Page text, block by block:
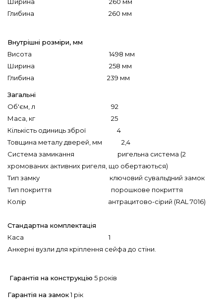
Ширина 260 мм
Глибина 260 мм
Внутрішні розміри, мм
Висота 1498 мм
Ширина 258 мм
Глибина 239 мм
Загальні
Об'єм, л 92
Маса, кг 25
Кількість одиниць зброї 4
Товщина металу дверей, мм 2,4
Система замикання ригельна система (2
хромованих активних ригеля, що обертаються)
Тип замку ключовий сувальдний замок
Тип покриття порошкове покриття
Колір антрацитово-сірий (RAL 7016)
Стандартна комплектація
Каса 1
Анкерні вузли для кріплення сейфа до стіни.
Гарантія на конструкцію 5 років
Гарантія на замок1 рік